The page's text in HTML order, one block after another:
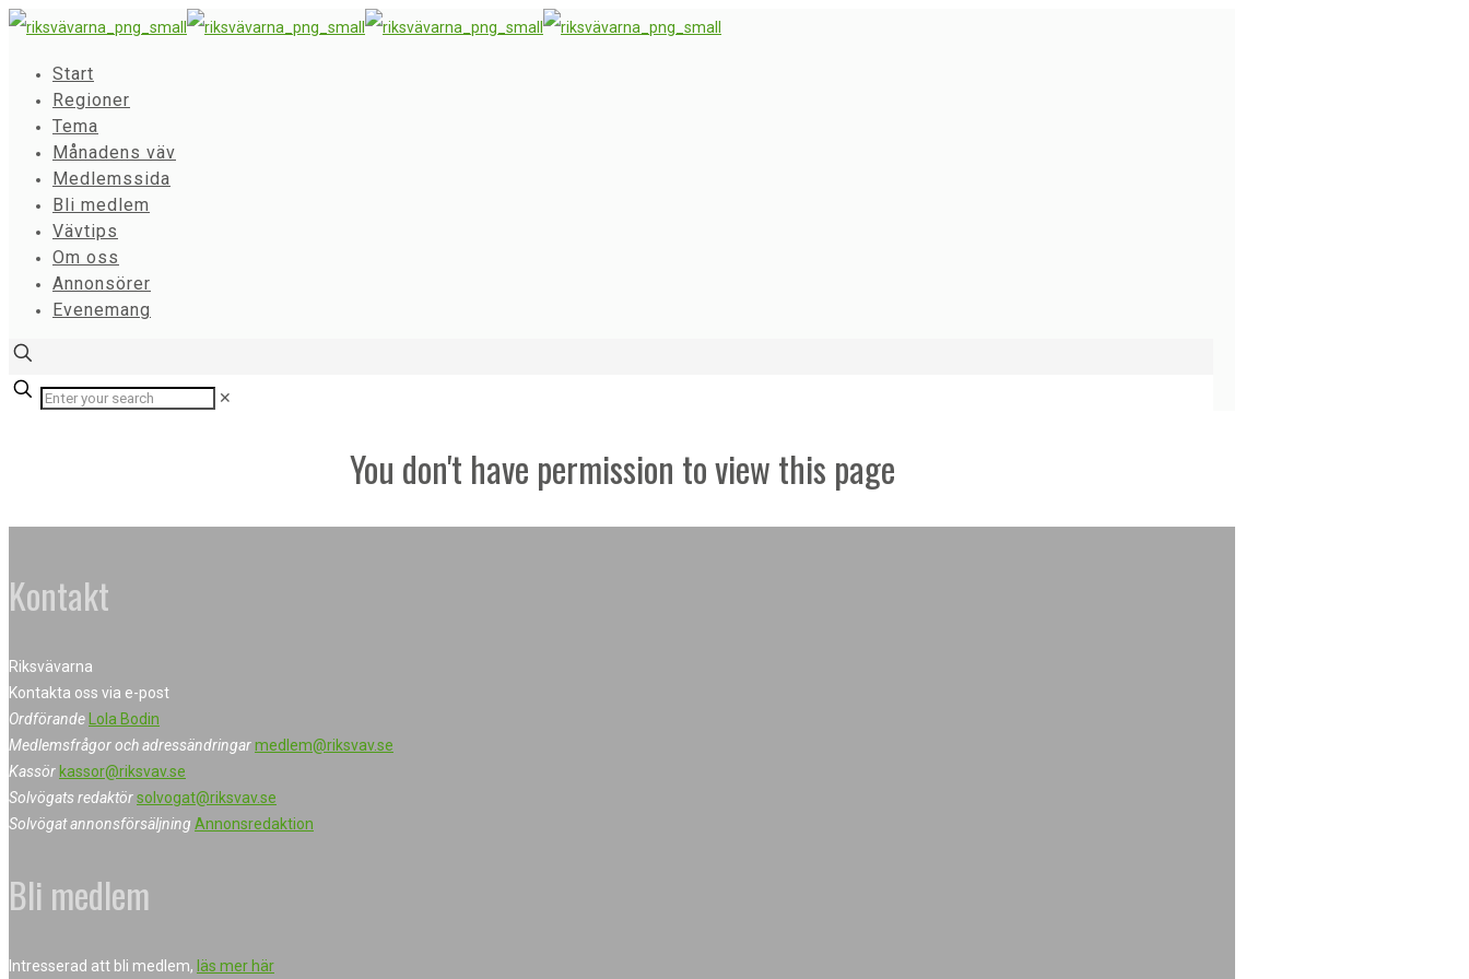
Start
Regioner
Tema
Månadens väv
Medlemssida
Bli medlem
Vävtips
Om oss
Annonsörer
Evenemang
✕
You don't have permission to view this page
Kontakt
Riksvävarna
Kontakta oss via e-post
Ordförande
Lola Bodin
Medlemsfrågor och adressändringarmedlem@riksvav.se
Kassör kassor@riksvav.se
Solvögats redaktörsolvogat@riksvav.se
Solvögat annonsförsäljning Annonsredaktion
Bli medlem
Intresserad att bli medlem, läs mer här